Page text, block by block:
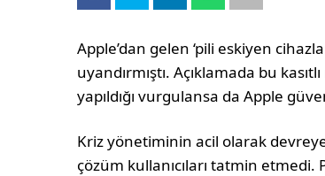
Apple’dan gelen ‘pili eskiyen
uyandırmıştı. Açıklamada bu
yapıldığı vurgulansa da Apple
Kriz yönetiminin acil olarak
çözüm kullanıcıları tatmin etmedi.